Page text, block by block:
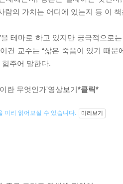
람의 가치는 어디에 있는지 등 이
을 테마로 하고 있지만 궁극적으로
건 교수는 “삶은 죽음이 있기 때
힘주어 말한다.
란 무엇인가'영상보기*클릭*
미리 읽어보실 수 있습니다. 미리보기